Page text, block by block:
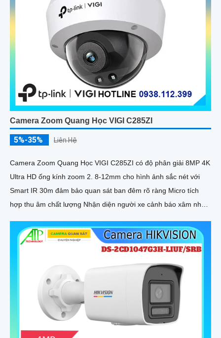
Camera Zoom Quang Học VIGI C285ZI
5%-35% Liên Hệ
Camera Zoom Quang Học VIGI C285ZI có độ phân giải 8MP 4K
Ultra HD ống kính zoom 2. 8-12mm cho hình ảnh sắc nét với
Smart IR 30m đảm bảo quan sát ban đêm rõ ràng Micro tích
hợp thu âm chất lượng Nhận diện người xe cảnh báo xâm nhập